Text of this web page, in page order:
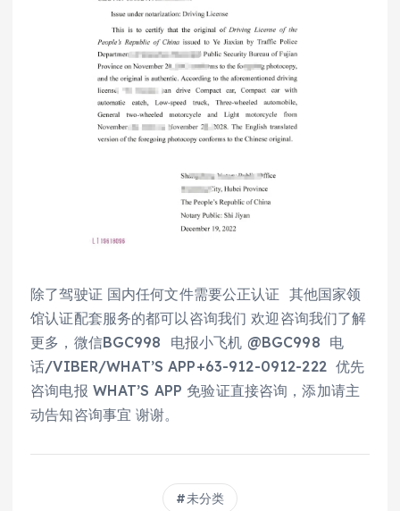
除了驾驶证 国内任何文件需要公正认证 其他国家领
馆认证配套服务的都可以咨询我们 欢迎咨询我们了解
更多，微信BGC998 电报小飞机 @BGC998 电
话/VIBER/WHAT’S APP+63-912-0912-222 优先
咨询电报 WHAT’S APP 免验证直接咨询，添加请主
动告知咨询事宜 谢谢。
未分类